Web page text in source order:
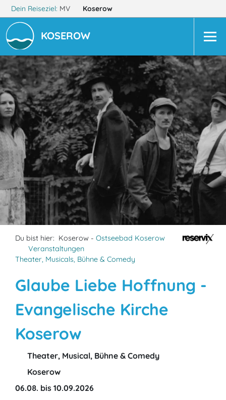
Dein Reiseziel: MV Koserow
KOSEROW
Du bist hier: Koserow - Ostseebad Koserow
Veranstaltungen
Theater, Musicals, Bühne & Comedy
Glaube Liebe Hoffnung -
Evangelische Kirche
Koserow
Theater, Musical, Bühne & Comedy
Koserow
06.08. bis 10.09.2026